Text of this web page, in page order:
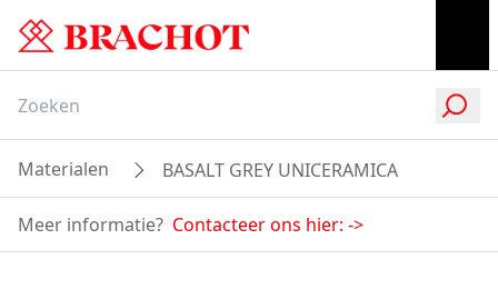
Materialen BASALT GREY UNICERAMICA
Meer informatie? Contacteer ons hier: ->